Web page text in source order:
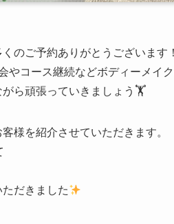
のご予約ありがとうございます
やコース継続などボディーメイ
がら頑張っていきましょう🏋️
様を紹介させていただきます。
だきました